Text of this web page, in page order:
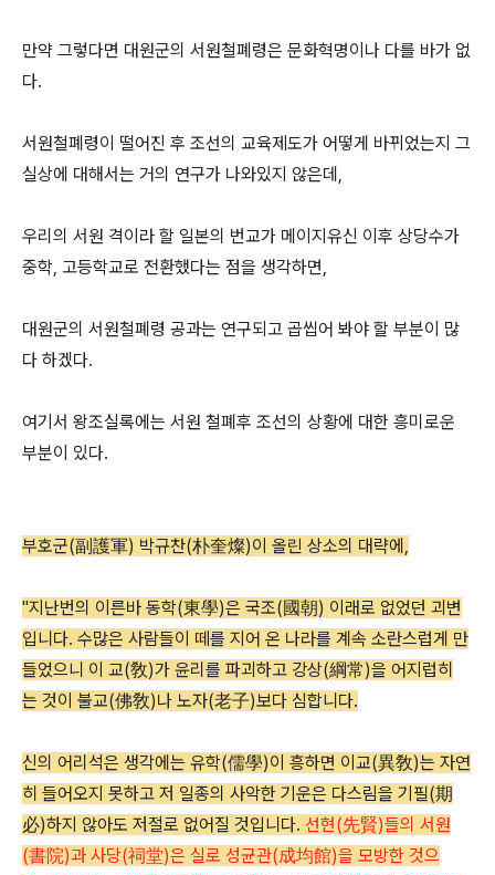
만약 그렇다면 대원군의 서원철폐령은 문화혁명이나 다를 바가 없
다.
서원철폐령이 떨어진 후 조선의 교육제도가 어떻게 바뀌었는지 그
실상에 대해서는 거의 연구가 나와있지 않은데,
우리의 서원 격이라 할 일본의 번교가 메이지유신 이후 상당수가
중학, 고등학교로 전환했다는 점을 생각하면,
대원군의 서원철폐령 공과는 연구되고 곱씹어 봐야 할 부분이 많
다 하겠다.
여기서 왕조실록에는 서원 철폐후 조선의 상황에 대한 흥미로운
부분이 있다.
부호군(副護軍) 박규찬(朴奎燦)이 올린 상소의 대략에,
"지난번의 이른바 동학(東學)은 국조(國朝) 이래로 없었던 괴변
입니다. 수많은 사람들이 떼를 지어 온 나라를 계속 소란스럽게 만
들었으니 이 교(敎)가 윤리를 파괴하고 강상(綱常)을 어지럽히
는 것이 불교(佛敎)나 노자(老子)보다 심합니다.
신의 어리석은 생각에는 유학(儒學)이 흥하면 이교(異敎)는 자연
히 들어오지 못하고 저 일종의 사악한 기운은 다스림을 기필(期
必)하지 않아도 저절로 없어질 것입니다. 선현(先賢)들의 서원
(書院)과 사당(祠堂)은 실로 성균관(成均館)을 모방한 것으